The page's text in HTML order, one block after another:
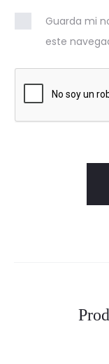
Guarda mi
este